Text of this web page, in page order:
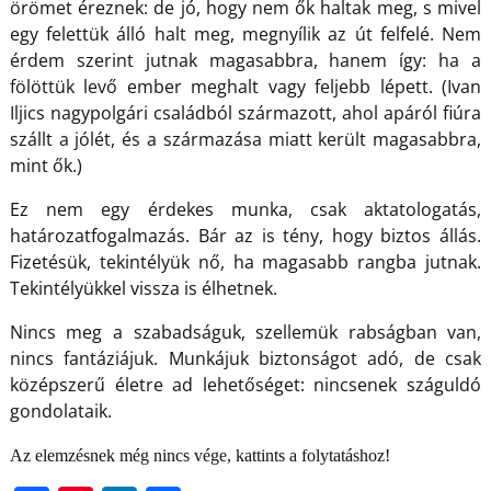
örömet éreznek: de jó, hogy nem ők haltak meg, s mivel
egy felettük álló halt meg, megnyílik az út felfelé. Nem
érdem szerint jutnak magasabbra, hanem így: ha a
fölöttük levő ember meghalt vagy feljebb lépett. (Ivan
Iljics nagypolgári családból származott, ahol apáról fiúra
szállt a jólét, és a származása miatt került magasabbra,
mint ők.)
Ez nem egy érdekes munka, csak aktatologatás,
határozatfogalmazás. Bár az is tény, hogy biztos állás.
Fizetésük, tekintélyük nő, ha magasabb rangba jutnak.
Tekintélyükkel vissza is élhetnek.
Nincs meg a szabadságuk, szellemük rabságban van,
nincs fantáziájuk. Munkájuk biztonságot adó, de csak
középszerű életre ad lehetőséget: nincsenek száguldó
gondolataik.
Az elemzésnek még nincs vége, kattints a folytatáshoz!